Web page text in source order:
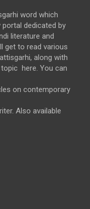
word which
dedicated by
literature and
get to read various
along with
here. You can
on contemporary
Also available